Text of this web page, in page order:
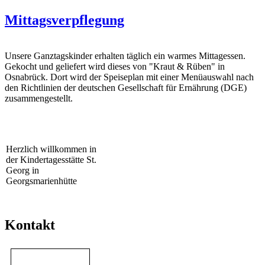
Mittagsverpflegung
Unsere Ganztagskinder erhalten täglich ein warmes Mittagessen.
Gekocht und geliefert wird dieses von "Kraut & Rüben" in
Osnabrück. Dort wird der Speiseplan mit einer Menüauswahl nach
den Richtlinien der deutschen Gesellschaft für Ernährung (DGE)
zusammengestellt.
Herzlich willkommen in
der Kindertagesstätte St.
Georg in
Georgsmarienhütte
Kontakt